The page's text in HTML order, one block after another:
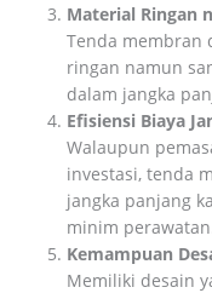
Material Ringan
Tenda membran
ringan namun
dalam jangka
Efisiensi Biaya
Walaupun
investasi, tenda
jangka panjang
minim
Kemampuan
Memiliki desain